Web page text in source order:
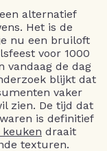
alternatief
Het is de
nu een bruiloft
voor 1000
vandaag de dag
blijkt dat
vaker
zien. De tijd dat
is definitief
keuken draait
texturen.